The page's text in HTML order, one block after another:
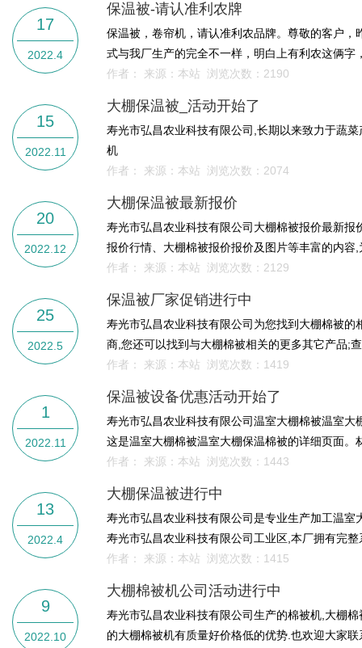
17
2022.4
保温被-请认准利农牌
保温被，卷帘机，请认准利农品牌。尊敬的客户
式与我厂生产的完全不一样，明白上有利农这俩
作者： 来源：本站 浏览次数： 2190
15
2022.11
大棚保温被_活动开始了
寿光市弘昌农业科技有限公司,长期以来致力于蔬
机
作者： 来源：本站 浏览次数： 2074
20
2022.12
大棚保温被最新报价
寿光市弘昌农业科技有限公司大棚棉被报价最新
报价行情、大棚棉被报价报价及图片等丰富的内容
作者： 来源：本站 浏览次数： 2129
25
2022.5
保温被厂家促销进行中
寿光市弘昌农业科技有限公司为您找到大棚棉被
商,您还可以找到与大棚棉被相关的更多其它产品;
作者： 来源：本站 浏览次数： 1419
1
2022.11
保温被设备优惠活动开始了
寿光市弘昌农业科技有限公司温室大棚棉被温室
这是温室大棚棉被温室大棚保温棉被的详细页面。
作者： 来源：本站 浏览次数： 1443
13
2022.4
大棚保温被进行中
寿光市弘昌农业科技有限公司是专业生产加工温
寿光市弘昌农业科技有限公司工业区,本厂拥有完整
作者： 来源：本站 浏览次数： 1415
9
2022.10
大棚棉被机公司活动进行中
寿光市弘昌农业科技有限公司生产的棉被机,大棚
的大棚棉被机有质量好价格低的优势.也欢迎大家联